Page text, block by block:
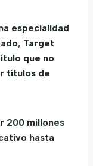
especialidad
Target
que no
títulos de
200 millones
hasta